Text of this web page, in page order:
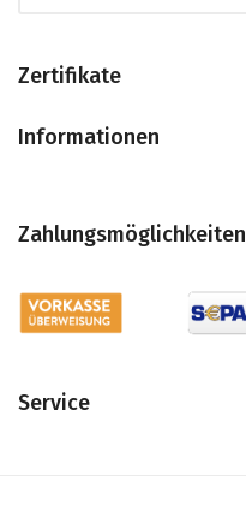
Zertifikate
Informationen
Zahlungsmöglichkeiten
Service